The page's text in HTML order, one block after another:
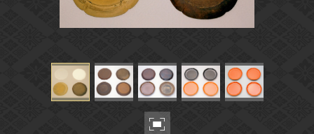
世界遺産と無形文化遺産
全国の美術館・博物館
無形文化遺産
今月のみどころ
お知らせ一覧
このサイトについて
関連サイトリンク
サイトマップ